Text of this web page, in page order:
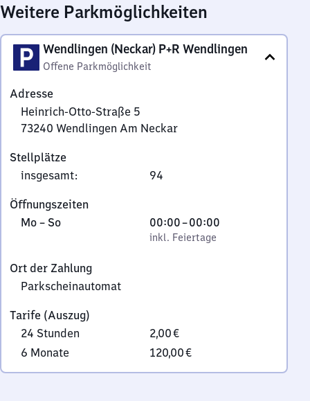
Weitere Parkmöglichkeiten
Wendlingen (Neckar) P+R Wendlingen
Offene Parkmöglichkeit
Adresse
Heinrich-Otto-Straße 5
73240 Wendlingen Am Neckar
Otto-
Straße
7
3
Wendlingen
Am
Neckar
Stellplätze
insgesamt: 94
Öffnungszeiten
Montag
Mo – So,
00:00–00:00
Von
0
inkl. Feiertage
Ort der Zahlung
Parkscheinautomat
Tarife (Auszug)
24 Stunden
2,00 €
6 Monate
120,00 €